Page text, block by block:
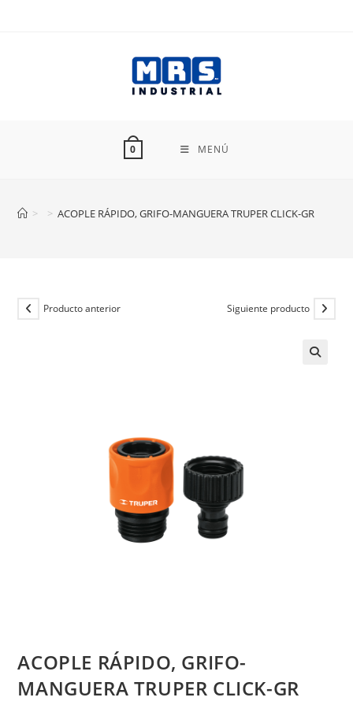
0 MENÚ
> > ACOPLE RÁPIDO, GRIFO-MANGUERA TRUPER CLICK-GR
Producto anterior Siguiente producto
ACOPLE RÁPIDO, GRIFO-
MANGUERA TRUPER CLICK-GR